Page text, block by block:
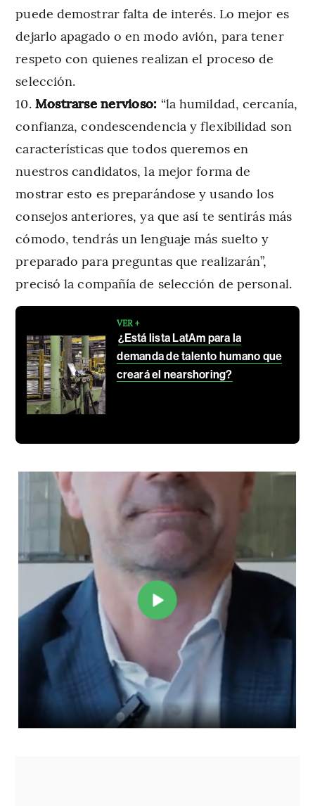
puede demostrar falta de interés. Lo mejor es
dejarlo apagado o en modo avión, para tener
respeto con quienes realizan el proceso de
selección.
Mostrarse nervioso: “la humildad, cercanía,
confianza, condescendencia y flexibilidad son
características que todos queremos en
nuestros candidatos, la mejor forma de
mostrar esto es preparándose y usando los
consejos anteriores, ya que así te sentirás más
cómodo, tendrás un lenguaje más suelto y
preparado para preguntas que realizarán”,
precisó la compañía de selección de personal.
VER +
¿Está lista LatAm para la
demanda de talento humano que
creará el nearshoring?